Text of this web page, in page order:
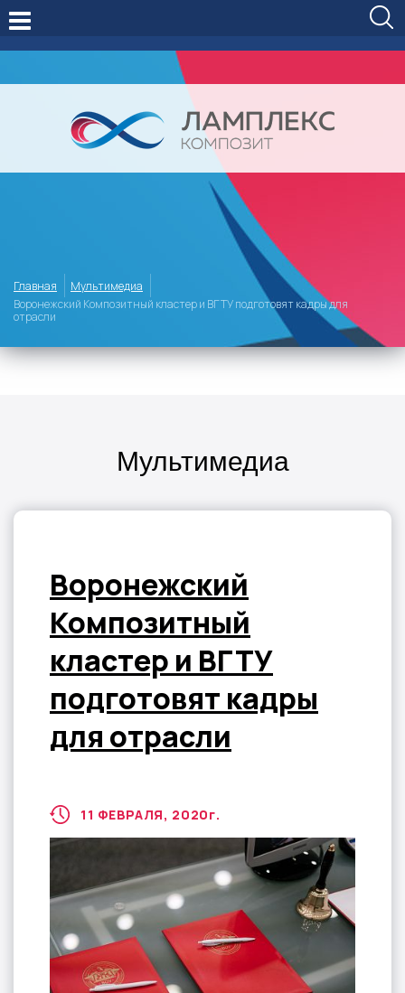
Главная
Мультимедиа
Воронежский Композитный кластер и ВГТУ подготовят кадры для
отрасли
Мультимедиа
Воронежский
Композитный
кластер и ВГТУ
подготовят кадры
для отрасли
11 ФЕВРАЛЯ, 2020г.